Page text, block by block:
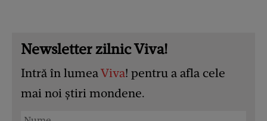
Newsletter zilnic Viva!
Intră în lumeaViva! pentru a afla cele
mai noi știri mondene.